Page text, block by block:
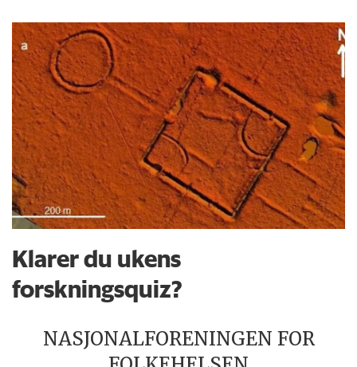
Klarer du ukens
forskningsquiz?
NASJONALFORENINGEN FOR